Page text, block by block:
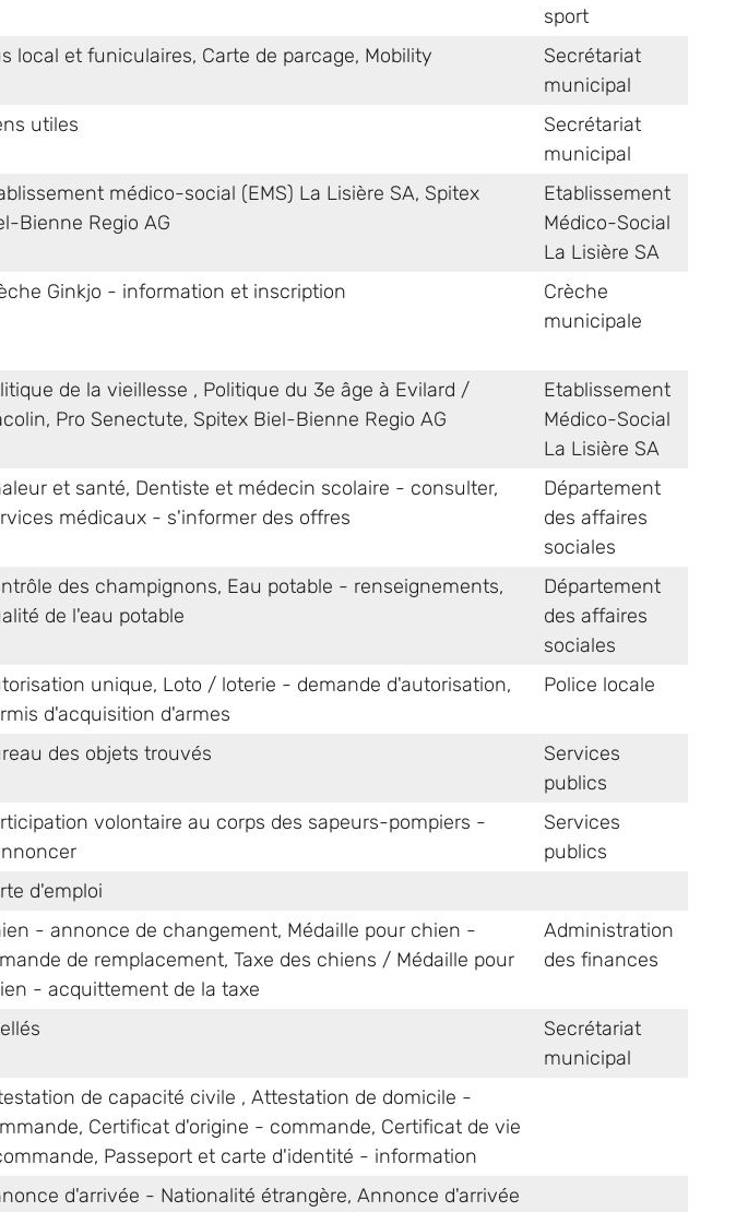
sport
local et funiculaires, Carte de parcage, Mobility
Secrétariat
municipal
utiles
Secrétariat
municipal
médico-social (EMS) La Lisière SA, Spitex
Bienne Regio AG
Etablissement
Médico-Social
La Lisière SA
Ginkjo - information et inscription
Crèche
municipale
de la vieillesse , Politique du 3e âge à Evilard /
, Pro Senectute, Spitex Biel-Bienne Regio AG
Etablissement
Médico-Social
La Lisière SA
et santé, Dentiste et médecin scolaire - consulter,
médicaux - s'informer des offres
Département
des affaires
sociales
des champignons, Eau potable - renseignements,
de l'eau potable
Département
des affaires
sociales
unique, Loto / loterie - demande d'autorisation,
d'acquisition d'armes
Police locale
des objets trouvés
Services
publics
volontaire au corps des sapeurs-pompiers -
Services
publics
d'emploi
- annonce de changement, Médaille pour chien -
de remplacement, Taxe des chiens / Médaille pour
- acquittement de la taxe
Administration
des finances
Secrétariat
municipal
de capacité civile , Attestation de domicile -
, Certificat d'origine - commande, Certificat de vie
, Passeport et carte d'identité - information
d'arrivée - Nationalité étrangère, Annonce d'arrivée